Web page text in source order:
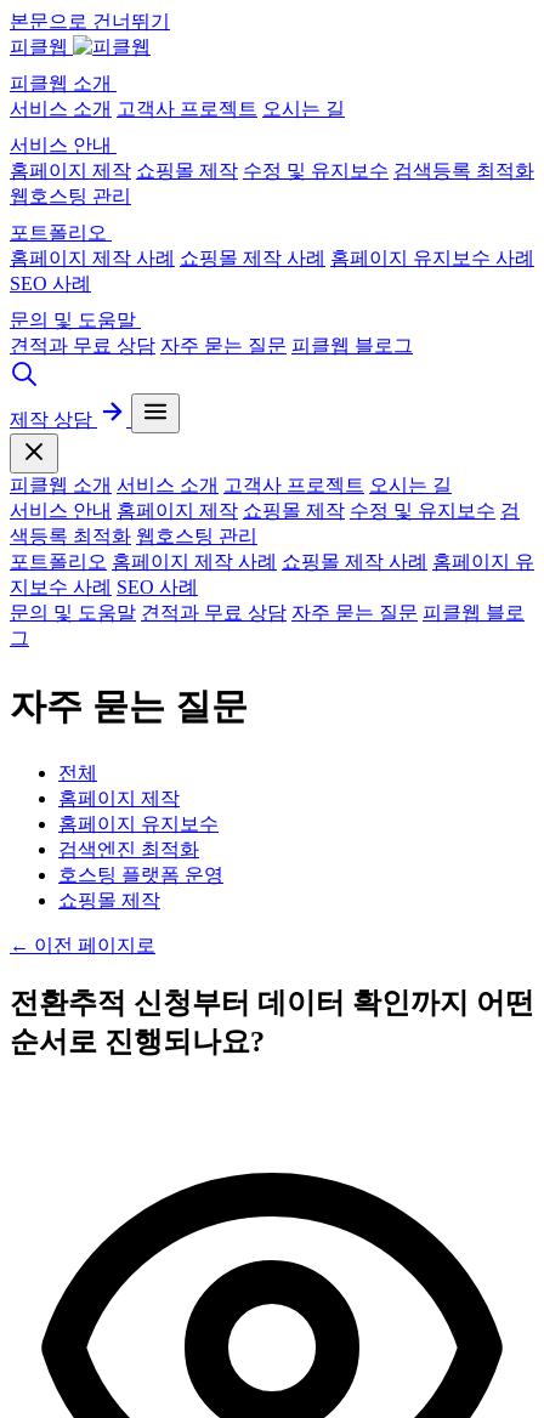
본문으로 건너뛰기
피클웹
피클웹 소개
서비스 소개 고객사 프로젝트 오시는 길
서비스 안내
홈페이지 제작 쇼핑몰 제작 수정 및 유지보수 검색등록 최적화
웹호스팅 관리
포트폴리오
홈페이지 제작 사례 쇼핑몰 제작 사례 홈페이지 유지보수 사례
SEO 사례
문의 및 도움말
견적과 무료 상담 자주 묻는 질문 피클웹 블로그
제작 상담
피클웹 소개 서비스 소개 고객사 프로젝트 오시는 길
서비스 안내 홈페이지 제작 쇼핑몰 제작 수정 및 유지보수 검
색등록 최적화 웹호스팅 관리
포트폴리오 홈페이지 제작 사례 쇼핑몰 제작 사례 홈페이지 유
지보수 사례 SEO 사례
문의 및 도움말 견적과 무료 상담 자주 묻는 질문 피클웹 블로
그
자주 묻는 질문
전체
홈페이지 제작
홈페이지 유지보수
검색엔진 최적화
호스팅 플랫폼 운영
쇼핑몰 제작
← 이전 페이지로
전환추적 신청부터 데이터 확인까지 어떤
순서로 진행되나요?